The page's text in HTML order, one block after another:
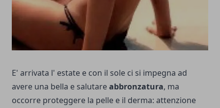
E' arrivata l' estate e con il sole ci si impegna ad
avere una bella e salutareabbronzatura, ma
occorre proteggere la pelle e il derma: attenzione